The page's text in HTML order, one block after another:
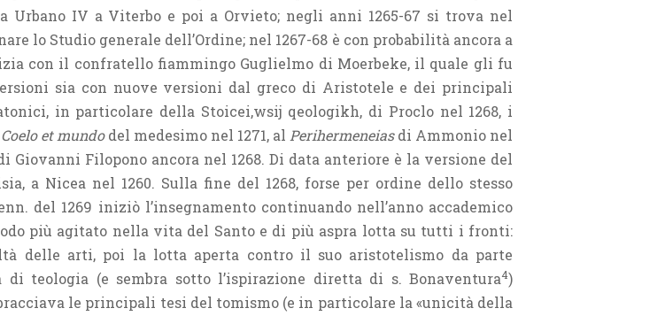
Urbano IV a Viterbo e poi a Orvieto; negli anni 1265-67 si trova nel
lo Studio generale dell’Ordine; nel 1267-68 è con probabilità ancora a
con il confratello fiammingo Guglielmo di Moerbeke, il quale gli fu
sia con nuove versioni dal greco di Aristotele e dei principali
in particolare della Stoicei,wsij qeologikh, di Proclo nel 1268, i
Coelo et mundodel medesimo nel 1271, al Perihermeneiasdi Ammonio nel
Giovanni Filopono ancora nel 1268. Di data anteriore è la versione del
a Nicea nel 1260. Sulla fine del 1268, forse per ordine dello stesso
del 1269 iniziò l’insegnamento continuando nell’anno accademico
più agitato nella vita del Santo e di più aspra lotta su tutti i fronti:
delle arti, poi la lotta aperta contro il suo aristotelismo da parte
teologia (e sembra sotto l’ispirazione diretta di s. Bonaventura4)
le principali tesi del tomismo (e in particolare la «unicità della